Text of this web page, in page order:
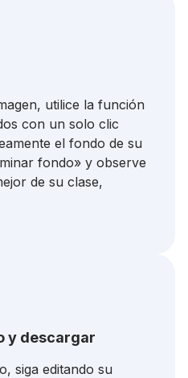
utilice la función
con un solo clic
el fondo de su
fondo» y observe
de su clase,
y descargar
siga editando su